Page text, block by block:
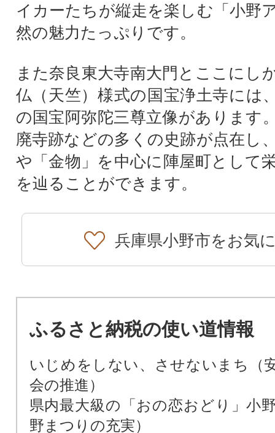
イカーたちが縦走を楽しむ「小野
然の魅力たっぷりです。
また奈良東大寺南大門とここにし
仏（天竺）様式の国宝浄土寺には
の国宝阿弥陀三尊立像があります
廃寺跡などの多くの史跡が点在し
や「金物」を中心に陣屋町として
を辿ることができます。
兵庫県小野市をお気
ふるさと納税の使い道情報
いじめをしない、させないまち（
会の推進）
県内最大級の「おの恋おどり」小
野まつりの充実）